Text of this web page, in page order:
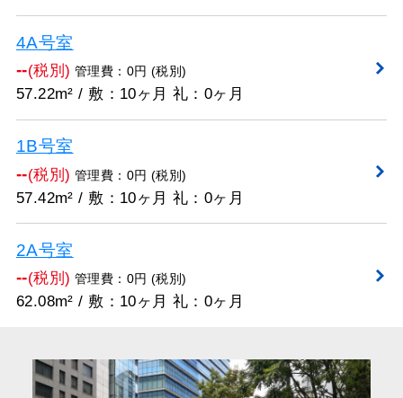
4A号室
--(税別) 管理費：0円 (税別)
57.22m² / 敷：10ヶ月 礼：0ヶ月
1B号室
--(税別) 管理費：0円 (税別)
57.42m² / 敷：10ヶ月 礼：0ヶ月
2A号室
--(税別) 管理費：0円 (税別)
62.08m² / 敷：10ヶ月 礼：0ヶ月